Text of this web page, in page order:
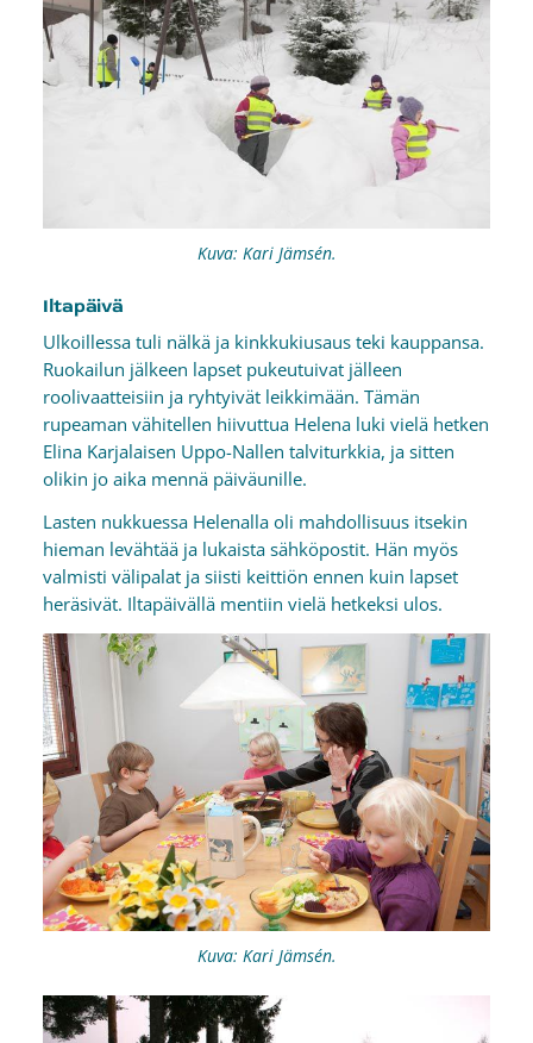
Kuva: Kari Jämsén.
Iltapäivä
Ulkoillessa tuli nälkä ja kinkkukiusaus teki kauppansa.
Ruokailun jälkeen lapset pukeutuivat jälleen
roolivaatteisiin ja ryhtyivät leikkimään. Tämän
rupeaman vähitellen hiivuttua Helena luki vielä hetken
Elina Karjalaisen Uppo-Nallen talviturkkia, ja sitten
olikin jo aika mennä päiväunille.
Lasten nukkuessa Helenalla oli mahdollisuus itsekin
hieman levähtää ja lukaista sähköpostit. Hän myös
valmisti välipalat ja siisti keittiön ennen kuin lapset
heräsivät. Iltapäivällä mentiin vielä hetkeksi ulos.
Kuva: Kari Jämsén.